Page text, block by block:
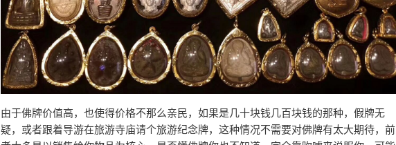
由于佛牌价值高，也使得价格不那么亲民，如果是几十块钱几百块钱的那种，假牌无
疑，或者跟着导游在旅游寺庙请个旅游纪念牌，这种情况不需要对佛牌有太大期待，前